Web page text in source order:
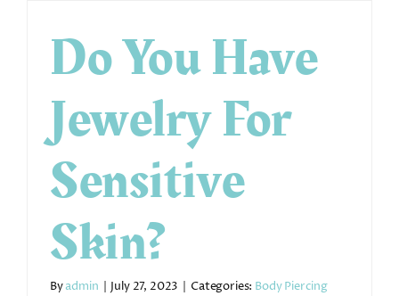
Do You Have
Jewelry For
Sensitive
Skin?
Byadmin July 27, 2023 Categories: Body Piercing